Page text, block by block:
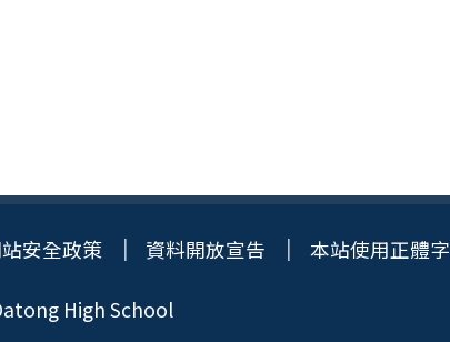
安全政策 資料開放宣告 本站使用正體字
High School